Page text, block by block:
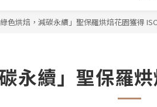
綠色烘焙，減碳永續」聖保羅烘焙花園獲得
碳永續」聖保羅